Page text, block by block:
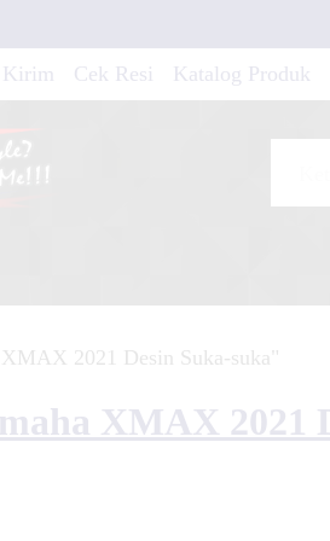
DarkRed
150 R White
Football Club....
Hibird....
Kirim Cek Resi Katalog Produk
XMAX 2021 Desin Suka-suka"
XMAX 2021